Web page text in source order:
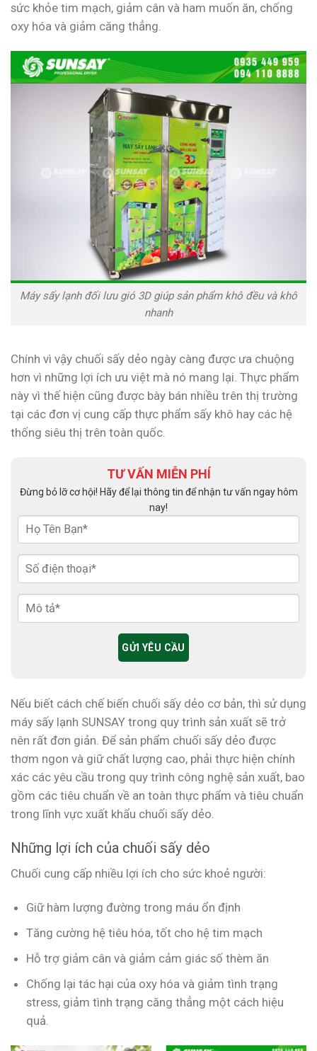
sức khỏe tim mạch, giảm cân và ham muốn ăn, chống
oxy hóa và giảm căng thẳng.
Máy sấy lạnh đối lưu gió 3D giúp sản phẩm khô đều và khô
nhanh
Chính vì vậy chuối sấy dẻo ngày càng được ưa chuộng
hơn vì những lợi ích ưu việt mà nó mang lại. Thực phẩm
này vì thế hiện cũng được bày bán nhiều trên thị trường
tại các đơn vị cung cấp thực phẩm sấy khô hay các hệ
thống siêu thị trên toàn quốc.
TƯ VẤN MIỄN PHÍ
Đừng bỏ lỡ cơ hội! Hãy để lại thông tin để nhận tư vấn ngay hôm
nay!
Nếu biết cách chế biến chuối sấy dẻo cơ bản, thì sử dụng
máy sấy lạnh SUNSAY trong quy trình sản xuất sẽ trở
nên rất đơn giản. Để sản phẩm chuối sấy dẻo được
thơm ngon và giữ chất lượng cao, phải thực hiện chính
xác các yêu cầu trong quy trình công nghệ sản xuất, bao
gồm các tiêu chuẩn về an toàn thực phẩm và tiêu chuẩn
trong lĩnh vực xuất khẩu chuối sấy dẻo.
Những lợi ích của chuối sấy dẻo
Chuối cung cấp nhiều lợi ích cho sức khoẻ người:
Giữ hàm lượng đường trong máu ổn định
Tăng cường hệ tiêu hóa, tốt cho hệ tim mạch
Hỗ trợ giảm cân và giảm cảm giác số thèm ăn
Chống lại tác hại của oxy hóa và giảm tình trạng
stress, giảm tình trạng căng thẳng một cách hiệu
quả.